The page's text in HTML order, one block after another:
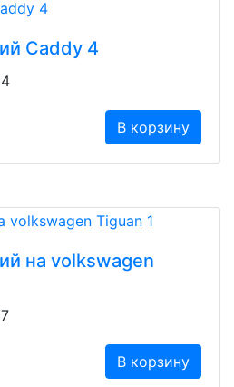
Caddy 4
В корзину
на volkswagen
В корзину